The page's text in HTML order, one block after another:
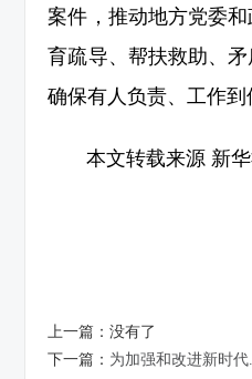
案件，推动地方党委
育疏导、帮扶救助、
确保有人负责、工作到
本文转载来源 新华
上一篇：没有了
下一篇： 为加强和改进新时代